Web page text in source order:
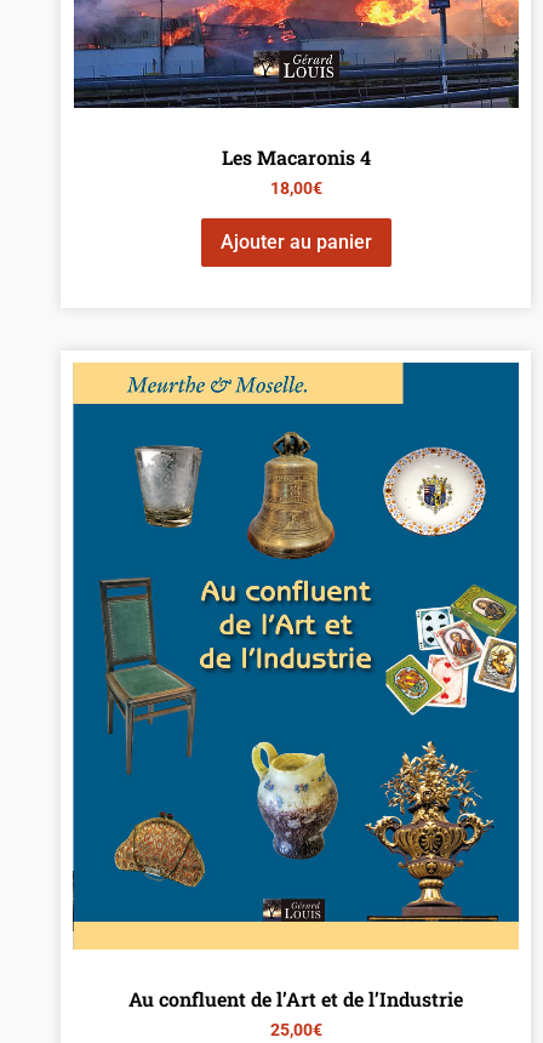
Les Macaronis 4
18,00€
Ajouter au panier
Au confluent de l’Art et de l’Industrie
25,00€